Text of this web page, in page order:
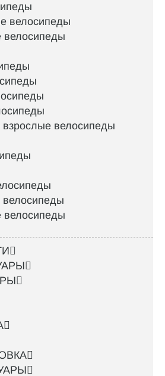
велосипеды
велосипеды
взрослые велосипеды
велосипеды
велосипеды